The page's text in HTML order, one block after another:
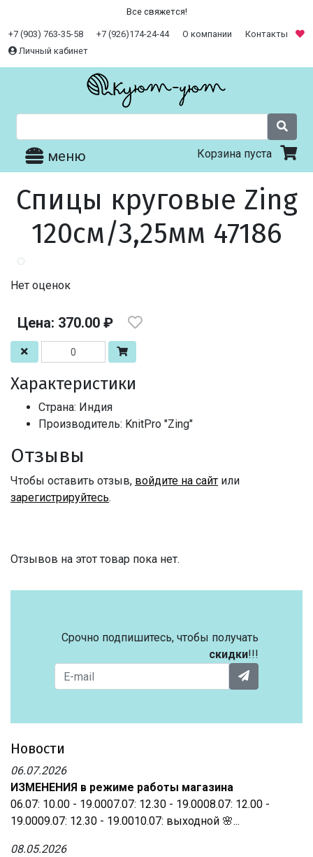
Все свяжется!
+7 (903) 763-35-58 +7 (926)174-24-44 О компании
Контакты
Личный кабинет
меню Корзина пуста
Спицы круговые Zing
120см/3,25мм 47186
Нет оценок
Цена: 370.00 ₽
Характеристики
Страна: Индия
Производитель: KnitPro "Zing"
Отзывы
Чтобы оставить отзыв, войдите на сайт или
зарегистрируйтесь.
Отзывов на этот товар пока нет.
Срочно подпишитесь, чтобы получать
скидки!!!
Новости
06.07.2026
ИЗМЕНЕНИЯ в режиме работы магазина
06.07: 10.00 - 19.0007.07: 12.30 - 19.0008.07: 12.00 -
19.0009.07: 12.30 - 19.0010.07: выходной 🌸...
08.05.2026